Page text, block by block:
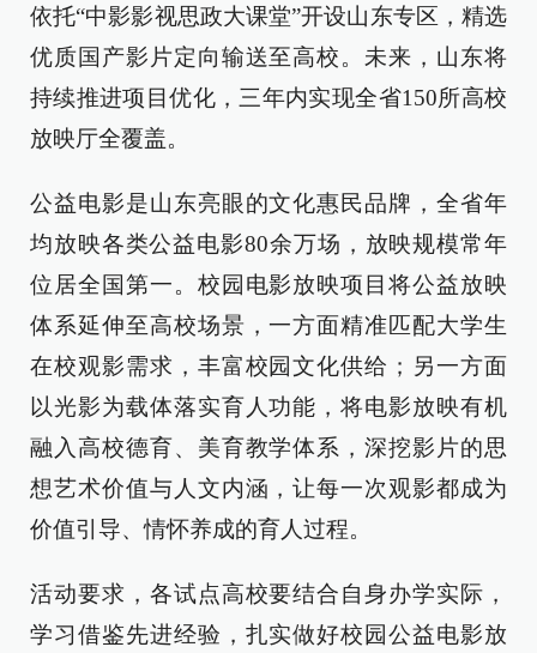
依托“中影影视思政大课堂”开设山东专区，精选
优质国产影片定向输送至高校。未来，山东将
持续推进项目优化，三年内实现全省150所高校
放映厅全覆盖。
公益电影是山东亮眼的文化惠民品牌，全省年
均放映各类公益电影80余万场，放映规模常年
位居全国第一。校园电影放映项目将公益放映
体系延伸至高校场景，一方面精准匹配大学生
在校观影需求，丰富校园文化供给；另一方面
以光影为载体落实育人功能，将电影放映有机
融入高校德育、美育教学体系，深挖影片的思
想艺术价值与人文内涵，让每一次观影都成为
价值引导、情怀养成的育人过程。
活动要求，各试点高校要结合自身办学实际，
学习借鉴先进经验，扎实做好校园公益电影放